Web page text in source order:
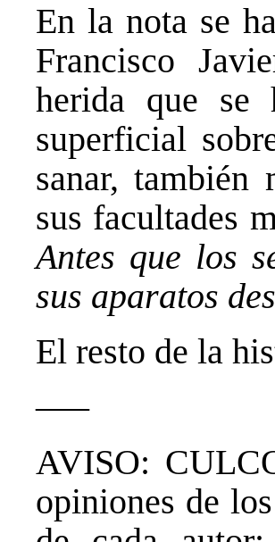
En la nota se
Francisco
herida que
superficial
sanar, también
sus facultades
Antes que los
sus aparatos
El resto de la
—–
AVISO:
opiniones de